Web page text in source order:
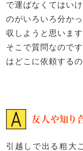
で運ばなくてはい
のがいろいろ分か
収しようと思います
そこで質問なので
はどこに依頼する
友人や知り
引越しで出る粗大